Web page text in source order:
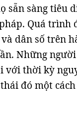
sẵn sàng tiêu
Quá trình
dân số trên
Những
với thời kỳ
đó một